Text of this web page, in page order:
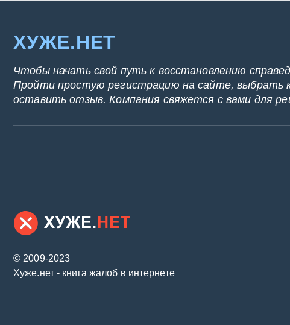
ХУЖЕ.НЕТ
Чтобы начать свой путь к восстановлению
Пройти простую регистрацию на сайте, выбрать
оставить отзыв. Компания свяжется с вами для
© 2009-2023
Хуже.нет - книга жалоб в интернете